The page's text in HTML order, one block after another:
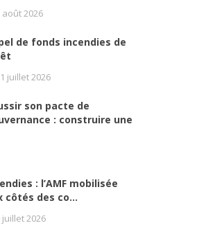
août 2026
de fonds incendies de
juillet 2026
son pacte de
: construire une
: l’AMF mobilisée
côtés des co...
juillet 2026